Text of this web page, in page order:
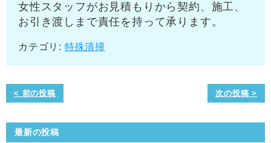
女性スタッフがお見積もりから契約、施工、
お引き渡しまで責任を持って承ります。
カテゴリ: 特殊清掃
< 前の投稿 次の投稿 >
最新の投稿